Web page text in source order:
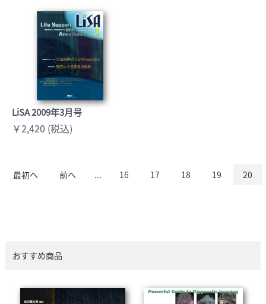
LiSA 2009年3月号
￥2,420 (税込)
最初へ 前へ ... 16 17 18 19 20
おすすめ商品